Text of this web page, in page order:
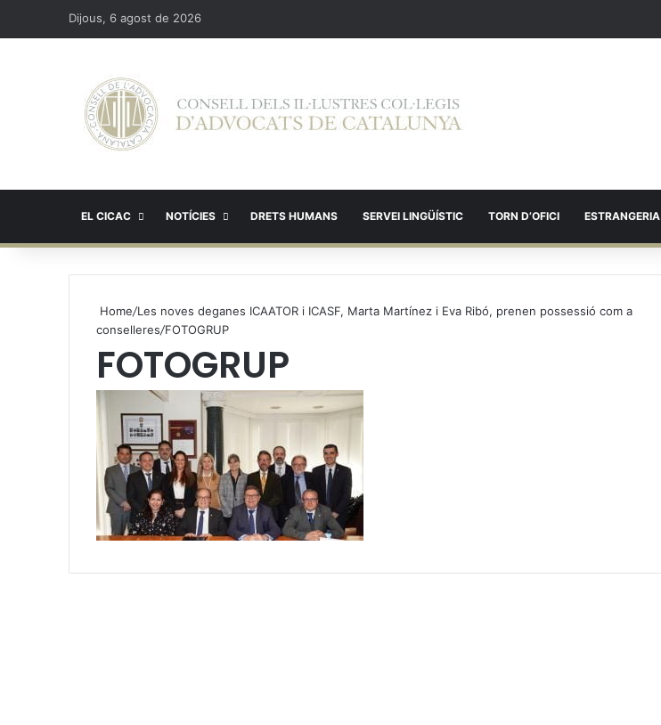
Dijous, 6 agost de 2026
EL CICAC NOTÍCIES DRETS HUMANS SERVEI LINGÜÍSTIC TORN D’OFICI ESTRANGERIA
Home/Les noves deganes ICAATOR i ICASF, Marta Martínez i Eva Ribó, prenen possessió com a
conselleres/FOTOGRUP
FOTOGRUP